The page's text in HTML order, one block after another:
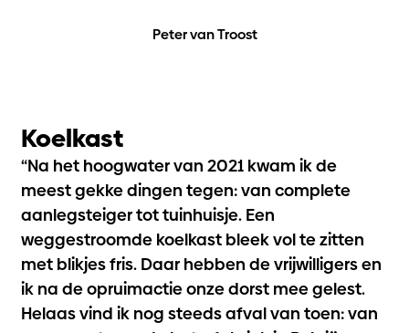
Peter van Troost
Koelkast
“Na het hoogwater van 2021 kwam ik de
meest gekke dingen tegen: van complete
aanlegsteiger tot tuinhuisje. Een
weggestroomde koelkast bleek vol te zitten
met blikjes fris. Daar hebben de vrijwilligers en
ik na de opruimactie onze dorst mee gelest.
Helaas vind ik nog steeds afval van toen: van